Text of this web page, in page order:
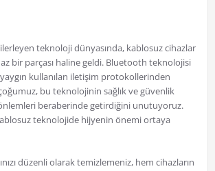
teknoloji dünyasında, kablosuz cihazlar
bir parçası haline geldi. Bluetooth teknolojisi
kullanılan iletişim protokollerinden
bu teknolojinin sağlık ve güvenlik
önlemleri beraberinde getirdiğini unutuyoruz.
teknolojide hijyenin önemi ortaya
düzenli olarak temizlemeniz, hem cihazların